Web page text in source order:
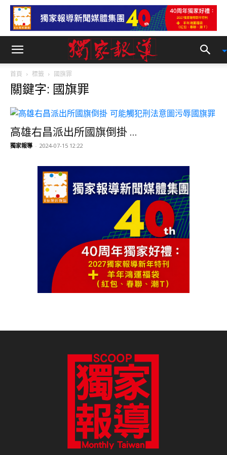
首頁 標籤 國旗罪
關鍵字: 國旗罪
高雄右昌派出所國旗倒掛 ...
獨家報導 - 2024-07-15 12:22